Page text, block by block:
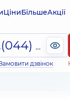
ЦіниБільшеАкції
(044) 495-2-888
дзвінок